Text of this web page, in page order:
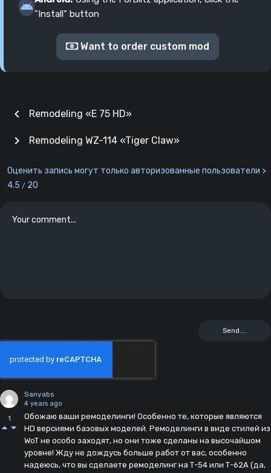
"Install" button
Want to order custom mod
chevron_left Remodeling «E 75 HD»
Remodeling WZ-114 «Tiger Claw»
chevron_right
Оценить запись могут только авторизованные пользователи >
4.5 / 20
1
Sanyabs
4 years ago
Обожаю ваши ремоделинги! Особенно те, которые являются
HD версиями базовых моделей. Ремоделинги в виде стилей из
WoT не особо заходят, но они тоже сделаны на высочайшом
уровне! Жду не дождусь больше работ от вас, особенно
надеюсь, что вы сделаете ремоделинг на Т-54 или Т-62А (да,